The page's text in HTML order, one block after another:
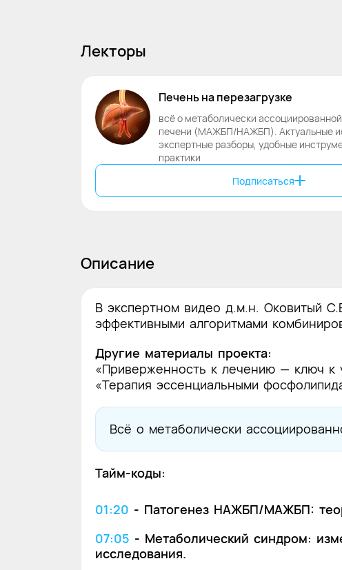
Лекторы
Печеньнаперезагрузке
всё о метаболически
печени (МАЖБП/НАЖБП). Актуальные
экспертные разборы, удобные
практики
Подписаться
Описание
В экспертном видео д.м.н. Оковитый
эффективными алгоритмами
Другие материалы проекта:
«Приверженность к лечению — ключ
«Терапия эссенциальными
Всё о метаболически
Тайм-коды:
01:20 - Патогенез НАЖБП/МАЖБП:
07:05 - Метаболический синдром:
исследования.